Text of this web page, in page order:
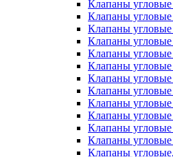
Клапаны
Клапаны
Клапаны
Клапаны
Клапаны
Клапаны
Клапаны
Клапаны
Клапаны
Клапаны
Клапаны
Клапаны
Клапаны